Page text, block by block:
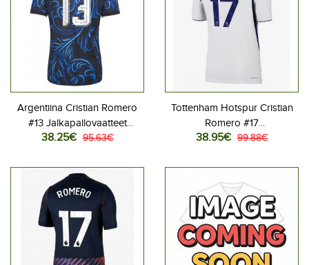
Argentiina Cristian Romero
#13 Jalkapallovaatteet
Vieraspaita MM-kisat 2026
38.25€ 95.63€
Tottenham Hotspur Cristian
Romero #17
Jalkapallovaatteet Kotipaita
38.95€ 99.88€